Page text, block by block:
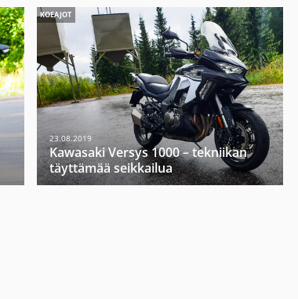
KOEAJOT
23.08.2019
Kawasaki Versys 1000 – tekniikan
täyttämää seikkailua